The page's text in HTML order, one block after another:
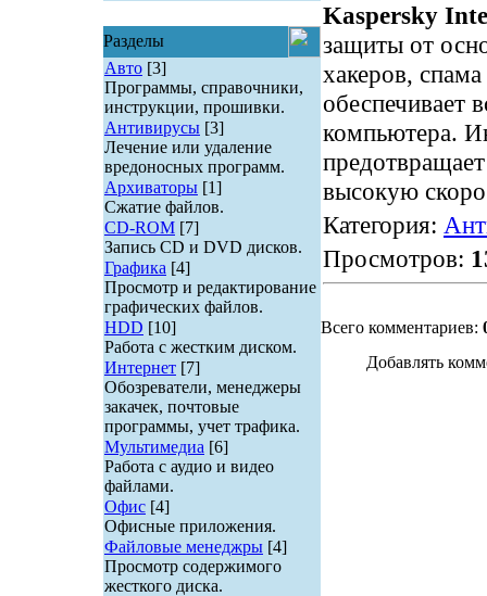
Разделы
Авто [3]
Программы, справочники,
инструкции, прошивки.
Антивирусы [3]
Лечение или удаление
вредоносных программ.
Архиваторы [1]
Сжатие файлов.
CD-ROM [7]
Запись CD и DVD дисков.
Графика [4]
Просмотр и редактирование
графических файлов.
HDD [10]
Работа с жестким диском.
Интернет [7]
Обозреватели, менеджеры
закачек, почтовые
программы, учет трафика.
Мультимедиа [6]
Работа с аудио и видео
файлами.
Офис [4]
Офисные приложения.
Файловые менеджры [4]
Просмотр содержимого
жесткого диска.
Kaspersky
защиты от
хакеров,
обеспечивает
компьютера.
высокую
Категория:
Просмотров:
Всего комментариев:
Добавлять